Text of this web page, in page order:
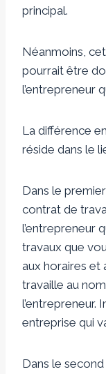
principal.
Néanmoins,
pourrait être
l’entrepreneur
La différence
réside dans le
Dans le
contrat de
l’entrepreneur
travaux que
aux horaires et
travaille au
l’entrepreneur.
entreprise qui
Dans le